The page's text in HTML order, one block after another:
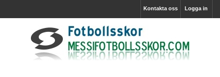
Logga in
Kontakta oss